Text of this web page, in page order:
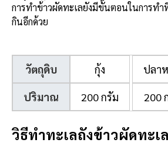
การทำข้าวผัดทะเลยังมีขั้นตอนในการท
กินอีกด้วย
วัตถุดิบ
ปริมาณ
กุ้ง
200 กรัม
ปลา
200
วิธีทำทะเลถังข้าวผัดทะเล